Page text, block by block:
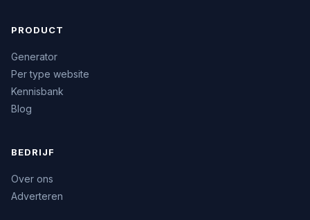
PRODUCT
Generator
Per type website
Kennisbank
Blog
BEDRIJF
Over ons
Adverteren